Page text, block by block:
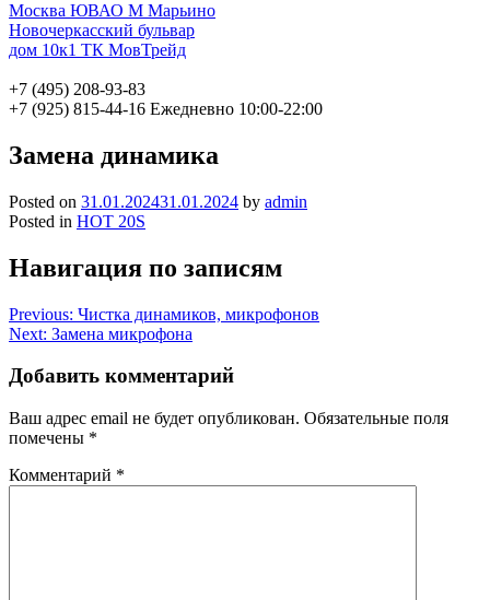
Москва ЮВАО М Марьино
Новочеркасский бульвар
дом 10к1 ТК МовТрейд
+7 (495) 208-93-83
+7 (925) 815-44-16 Ежедневно 10:00-22:00
Замена динамика
Posted on 31.01.202431.01.2024 by admin
Posted in HOT 20S
Навигация по записям
Previous: Чистка динамиков, микрофонов
Next: Замена микрофона
Добавить комментарий
Ваш адрес email не будет опубликован. Обязательные поля
помечены *
Комментарий *